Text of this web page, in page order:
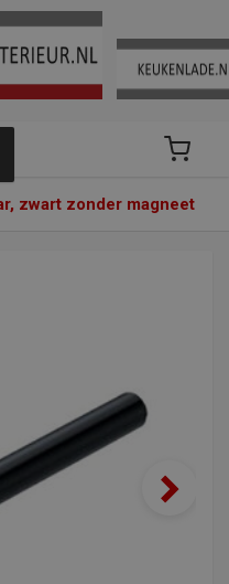
zwart zonder magneet